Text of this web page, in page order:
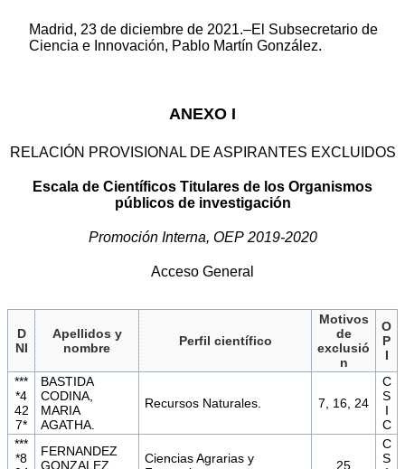
Madrid, 23 de diciembre de 2021.–El Subsecretario de
Ciencia e Innovación, Pablo Martín González.
ANEXO I
RELACIÓN PROVISIONAL DE ASPIRANTES EXCLUIDOS
Escala de Científicos Titulares de los Organismos
públicos de investigación
Promoción Interna, OEP 2019-2020
Acceso General
D
NI
Apellidos y
nombre
Perfil científico
Motivos
de
exclusió
n
O
P
I
***
*4
42
7*
BASTIDA
CODINA,
MARIA
AGATHA.
Recursos Naturales. 7, 16, 24
C
S
I
C
***
*8
FERNANDEZ
GONZALEZ,
Ciencias Agrarias y
25
C
S